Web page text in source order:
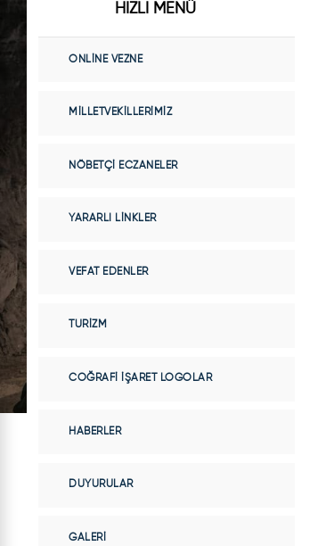
HIZLI MENÜ
ONLINE VEZNE
MILLETVEKILLERIMIZ
NÖBETÇI ECZANELER
YARARLI LINKLER
VEFAT EDENLER
TURIZM
COĞRAFI İŞARET LOGOLAR
HABERLER
DUYURULAR
GALERI